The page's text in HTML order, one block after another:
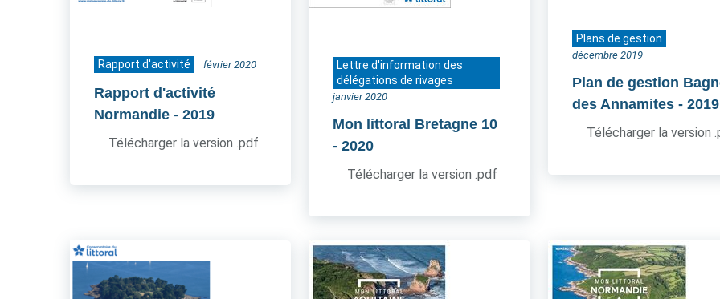
Rapport d'activité février 2020
Rapport d'activité
Normandie - 2019
Télécharger la version .pdf
Lettre d'information des
délégations de rivages
janvier 2020
Mon littoral Bretagne 10
- 2020
Télécharger la version .pdf
Plans de gestion
décembre 2019
Plan de gestion
des Annamites - 2019
Télécharger la version